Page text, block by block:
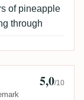
of pineapple
through
🇩🇰
5,0/10